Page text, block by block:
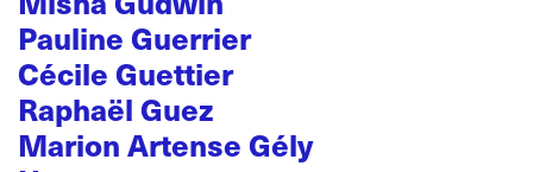
Pauline Guerrier
Cécile Guettier
Raphaël Guez
Marion Artense Gély